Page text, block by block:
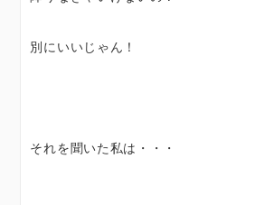
別にいいじゃん！
それを聞いた私は・・・